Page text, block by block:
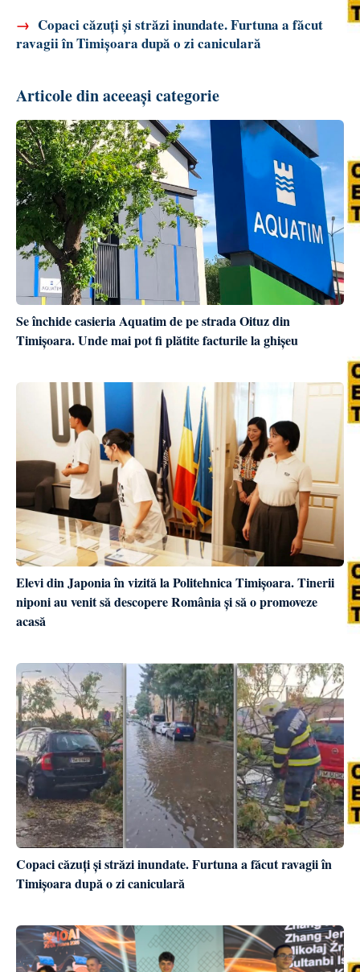
→ Copaci căzuți și străzi inundate. Furtuna a făcut
ravagii în Timișoara după o zi caniculară
Articole din aceeași categorie
Se închide casieria Aquatim de pe strada Oituz din
Timișoara. Unde mai pot fi plătite facturile la ghișeu
Elevi din Japonia în vizită la Politehnica Timișoara. Tinerii
niponi au venit să descopere România și să o promoveze
acasă
Copaci căzuți și străzi inundate. Furtuna a făcut ravagii în
Timișoara după o zi caniculară